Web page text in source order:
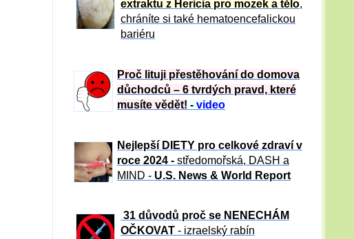
extraktu z Hericia pro mozek a tělo,
chráníte si také hematoencefalickou
bariéru
Proč lituji přestěhování do domova
důchodců – 6 tvrdých pravd, které
musíte vědět! - video
Nejlepší DIETY pro celkové zdraví v
roce 2024 - středomořská, DASH a
MIND - U.S. News & World Report
31 důvod ů proč se NENECHÁM
OČKOVAT - izraelský rabín